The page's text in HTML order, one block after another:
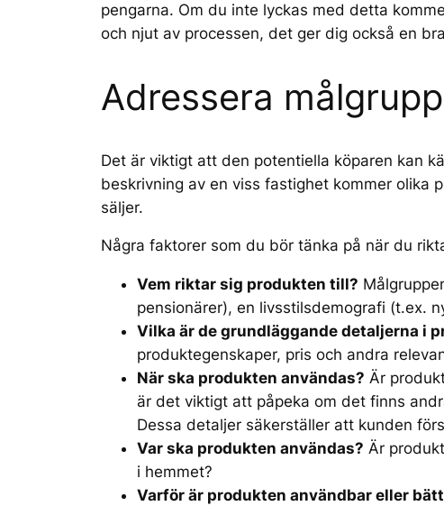
pengarna. Om du inte lyckas med detta
och njut av processen, det ger dig också en
Adressera
Det är viktigt att den potentiella köparen kan
beskrivning av en viss fastighet kommer olika
säljer.
Några faktorer som du bör tänka på när du
Vem riktar sig produkten till?
pensionärer), en livsstilsdemografi (t.ex.
Vilka är de grundläggande detaljerna i
produktegenskaper, pris och andra
När ska produkten användas? Är
är det viktigt att påpeka om det finns
Dessa detaljer säkerställer att kunden
Var ska produkten användas? Är
i hemmet?
Varför är produkten användbar eller